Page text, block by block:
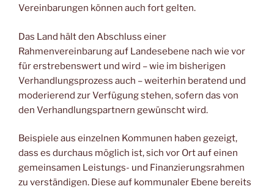
Vereinbarungen können auch fort gelten.
Das Land hält den Abschluss einer
Rahmenvereinbarung auf Landesebene nach wie vor
für erstrebenswert und wird – wie im bisherigen
Verhandlungsprozess auch – weiterhin beratend und
moderierend zur Verfügung stehen, sofern das von
den Verhandlungspartnern gewünscht wird.
Beispiele aus einzelnen Kommunen haben gezeigt,
dass es durchaus möglich ist, sich vor Ort auf einen
gemeinsamen Leistungs- und Finanzierungsrahmen
zu verständigen. Diese auf kommunaler Ebene bereits